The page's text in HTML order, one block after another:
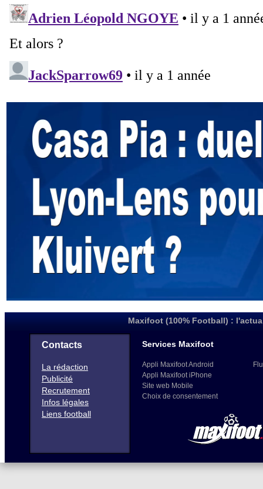
Maxifoot (100% Football) :
Contacts
La rédaction
Publicité
Recrutement
Infos légales
Liens football
Services Maxifoot
Appli Maxifoot Android
Appli Maxifoot iPhone
Site web Mobile
Choix de consentement